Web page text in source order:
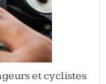
et cyclistes